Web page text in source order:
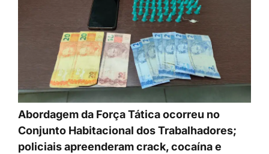
Abordagem da Força Tática ocorreu no
Conjunto Habitacional dos Trabalhadores;
policiais apreenderam crack, cocaína e